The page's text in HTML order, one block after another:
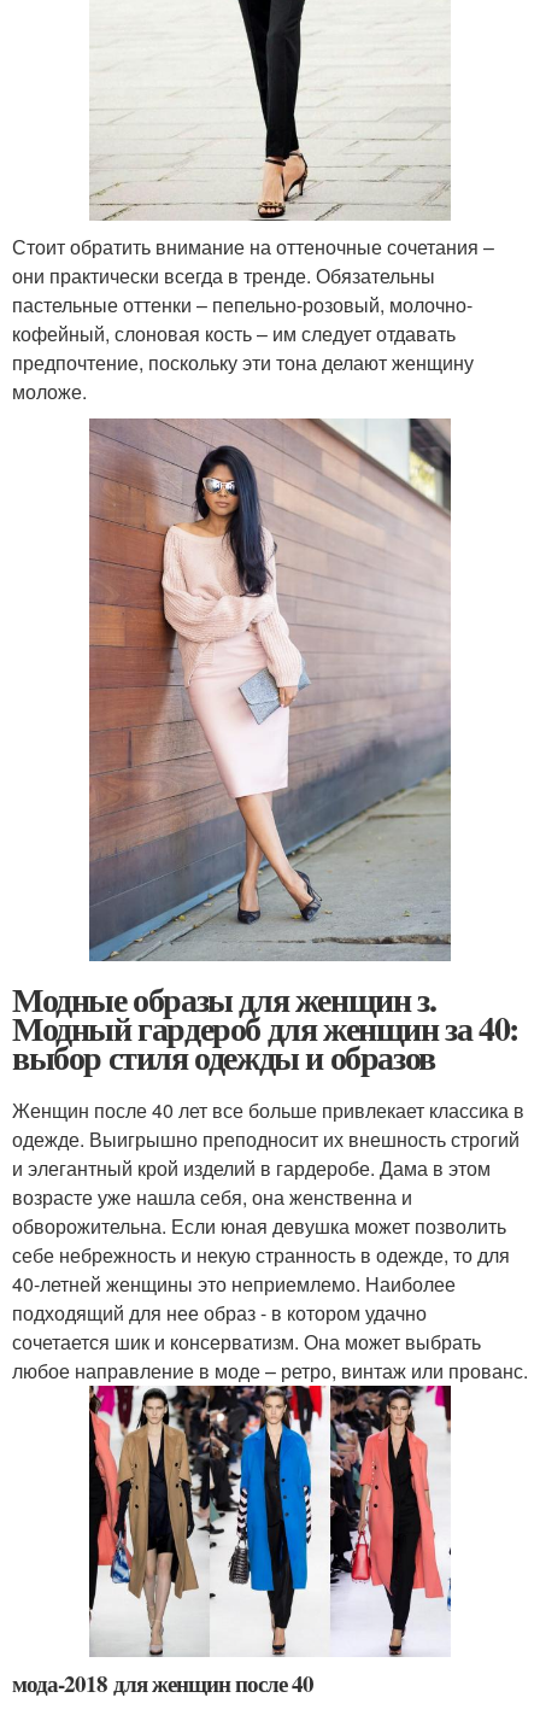
Стоит обратить внимание на оттеночные сочетания –
они практически всегда в тренде. Обязательны
пастельные оттенки – пепельно-розовый, молочно-
кофейный, слоновая кость – им следует отдавать
предпочтение, поскольку эти тона делают женщину
моложе.
Модные образы для женщин з.
Модный гардероб для женщин за 40:
выбор стиля одежды и образов
Женщин после 40 лет все больше привлекает классика в
одежде. Выигрышно преподносит их внешность строгий
и элегантный крой изделий в гардеробе. Дама в этом
возрасте уже нашла себя, она женственна и
обворожительна. Если юная девушка может позволить
себе небрежность и некую странность в одежде, то для
40-летней женщины это неприемлемо. Наиболее
подходящий для нее образ - в котором удачно
сочетается шик и консерватизм. Она может выбрать
любое направление в моде – ретро, винтаж или прованс.
мода-2018 для женщин после 40